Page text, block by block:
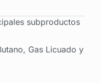
subproductos
Gas Licuado y